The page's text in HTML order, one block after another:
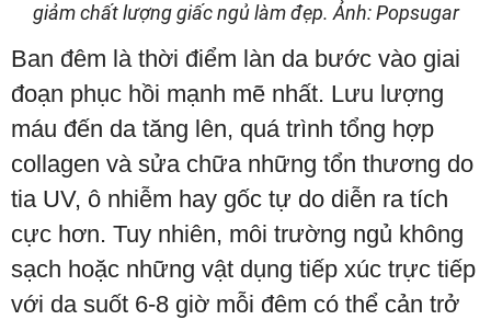
giảm chất lượng giấc ngủ làm đẹp. Ảnh: Popsugar
Ban đêm là thời điểm làn da bước vào giai
đoạn phục hồi mạnh mẽ nhất. Lưu lượng
máu đến da tăng lên, quá trình tổng hợp
collagen và sửa chữa những tổn thương do
tia UV, ô nhiễm hay gốc tự do diễn ra tích
cực hơn. Tuy nhiên, môi trường ngủ không
sạch hoặc những vật dụng tiếp xúc trực tiếp
với da suốt 6-8 giờ mỗi đêm có thể cản trở